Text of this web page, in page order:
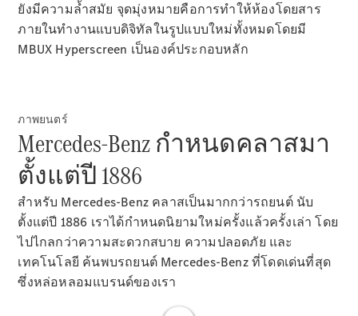
Class
ไฟฟ้า 100%
G-Class
ทดลองขับ
Mercedes-
Benz Online
Showroom
คูเป้
ยังมีความล้ำสมัย จุดมุ่งหมายคือการทำให้ห้องโดยสาร
ภายในทำงานแบบดิจิทัลในรูปแบบใหม่ทั้งหมดโดยมี
MBUX Hyperscreen เป็นองค์ประกอบหลัก
ภาพยนตร์
Mercedes-Benz กำหนดคลาสมา
ตั้งแต่ปี 1886
สำหรับ Mercedes-Benz คลาสเป็นมากกว่ารถยนต์ นับ
ตั้งแต่ปี 1886 เราได้กำหนดนิยามใหม่ครั้งแล้วครั้งเล่า โดย
ไปไกลกว่าความสะดวกสบาย ความปลอดภัย และ
เทคโนโลยี ค้นพบรถยนต์ Mercedes-Benz ที่โดดเด่นที่สุด
ซึ่งหล่อหลอมแบรนด์ของเรา